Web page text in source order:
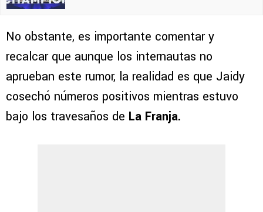
No obstante, es importante comentar y
recalcar que aunque los internautas no
aprueban este rumor, la realidad es que Jaidy
cosechó números positivos mientras estuvo
bajo los travesaños de La Franja.